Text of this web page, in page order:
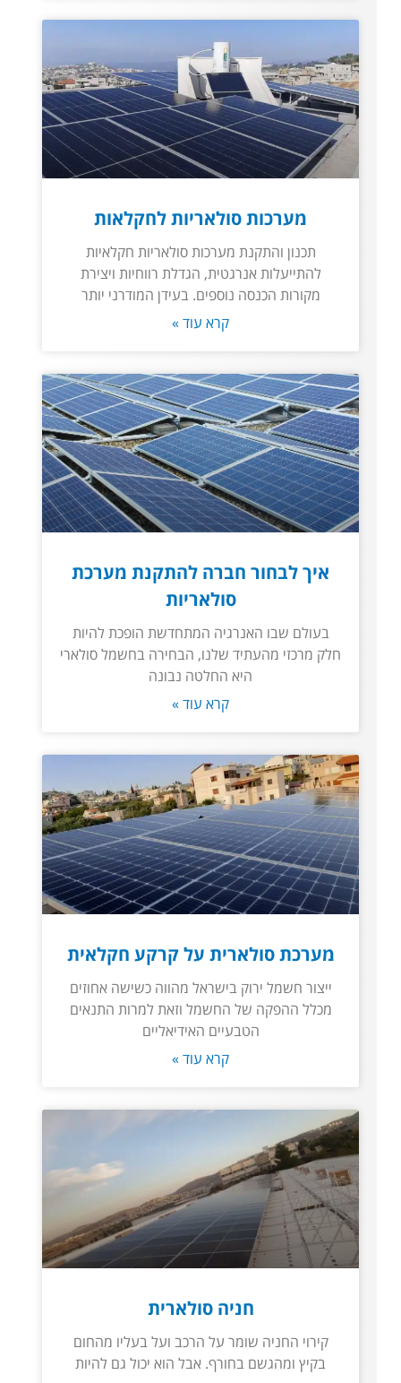
מערכות סולאריות לחקלאות
תכנון והתקנת מערכות סולאריות חקלאיות
להתייעלות אנרגטית, הגדלת רווחיות ויצירת
מקורות הכנסה נוספים. בעידן המודרני יותר
קרא עוד »
איך לבחור חברה להתקנת מערכת
סולאריות
בעולם שבו האנרגיה המתחדשת הופכת להיות
חלק מרכזי מהעתיד שלנו, הבחירה בחשמל סולארי
היא החלטה נבונה
קרא עוד »
מערכת סולארית על קרקע חקלאית
ייצור חשמל ירוק בישראל מהווה כשישה אחוזים
מכלל ההפקה של החשמל וזאת למרות התנאים
הטבעיים האידיאליים
קרא עוד »
חניה סולארית
קירוי החניה שומר על הרכב ועל בעליו מהחום
בקיץ ומהגשם בחורף. אבל הוא יכול גם להיות